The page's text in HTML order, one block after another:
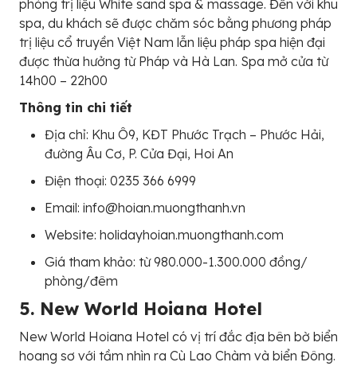
phòng trị liệu White sand spa & massage. Đến với khu
spa, du khách sẽ được chăm sóc bằng phương pháp
trị liệu cổ truyền Việt Nam lẫn liệu pháp spa hiện đại
được thừa hưởng từ Pháp và Hà Lan. Spa mở cửa từ
14h00 – 22h00
Thông tin chi tiết
Địa chỉ: Khu Ô9, KĐT Phước Trạch – Phước Hải,
đường Âu Cơ, P. Cửa Đại, Hoi An
Điện thoại: 0235 366 6999
Email: info@hoian.muongthanh.vn
Website: holidayhoian.muongthanh.com
Giá tham khảo: từ 980.000-1.300.000 đồng/
phòng/đêm
5. New World Hoiana Hotel
New World Hoiana Hotel có vị trí đắc địa bên bờ biển
hoang sơ với tầm nhìn ra Cù Lao Chàm và biển Đông.